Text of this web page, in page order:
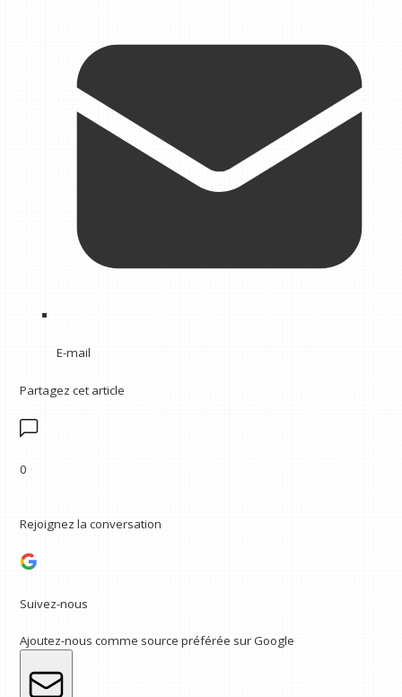
E-mail
Partagez cet article
0
Rejoignez la conversation
Suivez-nous
Ajoutez-nous comme source préférée sur Google